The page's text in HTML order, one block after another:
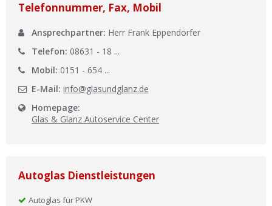
Telefonnummer, Fax, Mobil
Ansprechpartner: Herr Frank Eppendörfer
Telefon: 08631 - 18 ...
Mobil: 0151 - 654 ...
E-Mail: info@glasundglanz.de
Homepage:
Glas & Glanz Autoservice Center
Autoglas Dienstleistungen
Autoglas für PKW